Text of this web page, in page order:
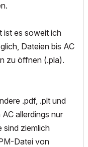
ist es soweit ich
Dateien bis AC
zu öffnen (.pla).
.pdf, .plt und
allerdings nur
sind ziemlich
Datei von